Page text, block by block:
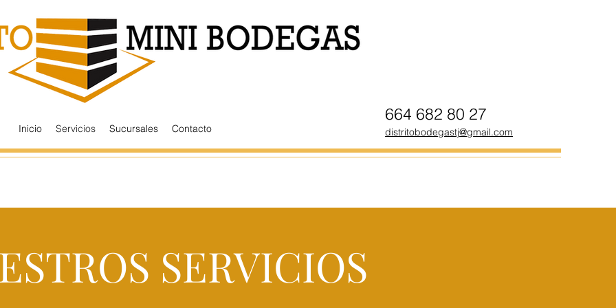
Inicio Servicios Sucursales Contacto
664 682 80 27
distritobodegastj@gmail.com
SERVICIOS